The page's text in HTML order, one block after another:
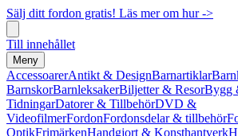
Sälj ditt fordon gratis! Läs mer om hur ->
Till innehållet
Meny
AccessoarerAntikt & DesignBarnartiklar
BarnskorBarnleksakerBiljetter & ResorBygg
TidningarDatorer & TillbehörDVD &
VideofilmerFordonFordonsdelar & tillbehör
OptikFrimärkenHandgjort & Konsthantverk